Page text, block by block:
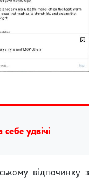
удвічі
відпочинку з